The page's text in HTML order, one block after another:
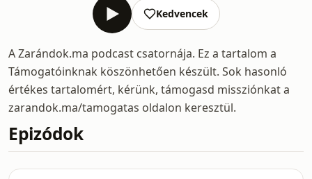
Kedvencek
A Zarándok.ma podcast csatornája. Ez a tartalom a
Támogatóinknak köszönhetően készült. Sok hasonló
értékes tartalomért, kérünk, támogasd missziónkat a
zarandok.ma/tamogatas oldalon keresztül.
Epizódok